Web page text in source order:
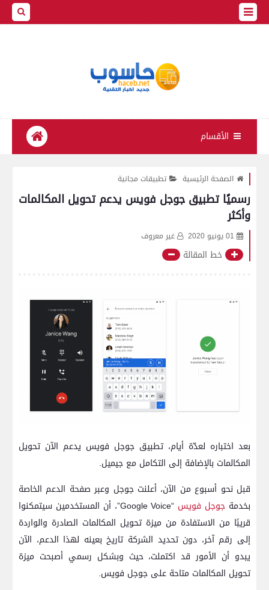
الأقسام
الصفحة الرئيسية تطبيقات مجانية
رسميًا تطبيق جوجل فويس يدعم تحويل المكالمات
وأكثر
01 يونيو 2020 غير معروف
خط المقالة
بعد اختباره لعدّة أيام، تطبيق جوجل فويس يدعم الآن تحويل
المكالمات بالإضافة إلى التكامل مع جيميل.
قبل نحو أسبوع من الآن، أعلنت جوجل وعبر صفحة الدعم الخاصة
بخدمة جوجل فويس
“Google Voice”، أن المستخدمين سيتمكنوا
قريبًا من الاستفادة من ميزة تحويل المكالمات الصادرة والواردة
إلى رقم آخر، دون تحديد الشركة تاريخ بعينه لهذا الدعم، الآن
يبدو أن الأمور قد اكتملت، حيث وبشكل رسمي أصبحت ميزة
تحويل المكالمات متاحة على جوجل فويس.